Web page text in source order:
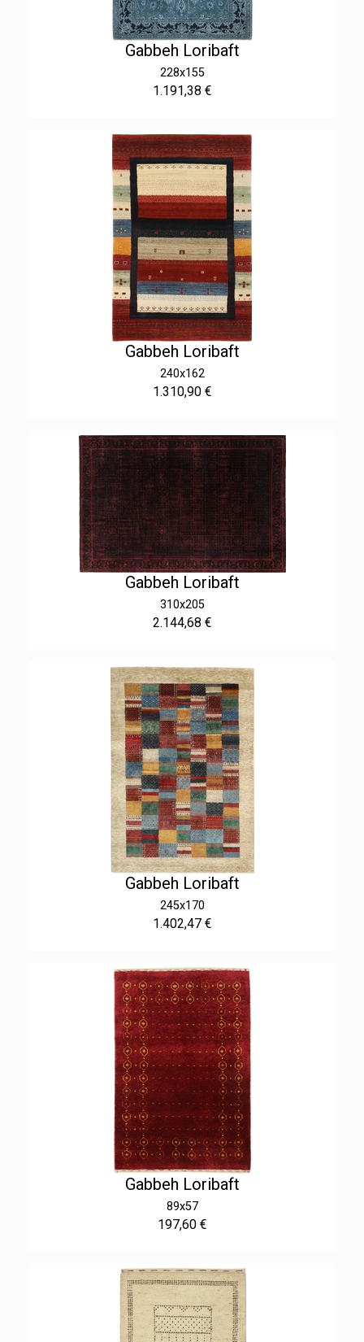
Gabbeh Loribaft
228x155
1.191,38 €
Gabbeh Loribaft
240x162
1.310,90 €
Gabbeh Loribaft
310x205
2.144,68 €
Gabbeh Loribaft
245x170
1.402,47 €
Gabbeh Loribaft
89x57
197,60 €